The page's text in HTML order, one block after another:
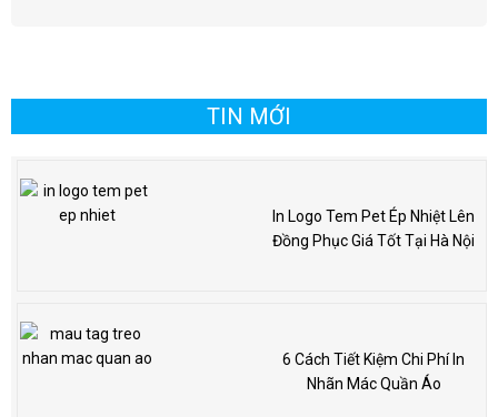
TIN MỚI
In Logo Tem Pet Ép Nhiệt Lên
Đồng Phục Giá Tốt Tại Hà Nội
6 Cách Tiết Kiệm Chi Phí In
Nhãn Mác Quần Áo